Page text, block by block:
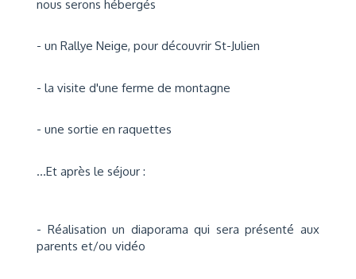
nous serons hébergés
- un Rallye Neige, pour découvrir St-Julien
- la visite d'une ferme de montagne
- une sortie en raquettes
...Et après le séjour :
- Réalisation un diaporama qui sera présenté aux
parents et/ou vidéo